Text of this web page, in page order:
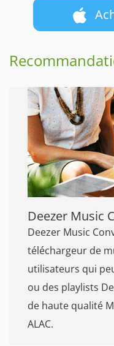
Deezer Music
Deezer Music
téléchargeur de
utilisateurs qui
ou des playlists
de haute qualité
ALAC.